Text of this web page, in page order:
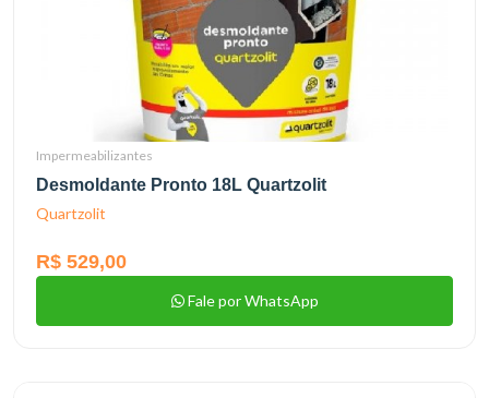
Impermeabilizantes
Desmoldante Pronto 18L Quartzolit
Quartzolit
R$ 529,00
Fale por WhatsApp